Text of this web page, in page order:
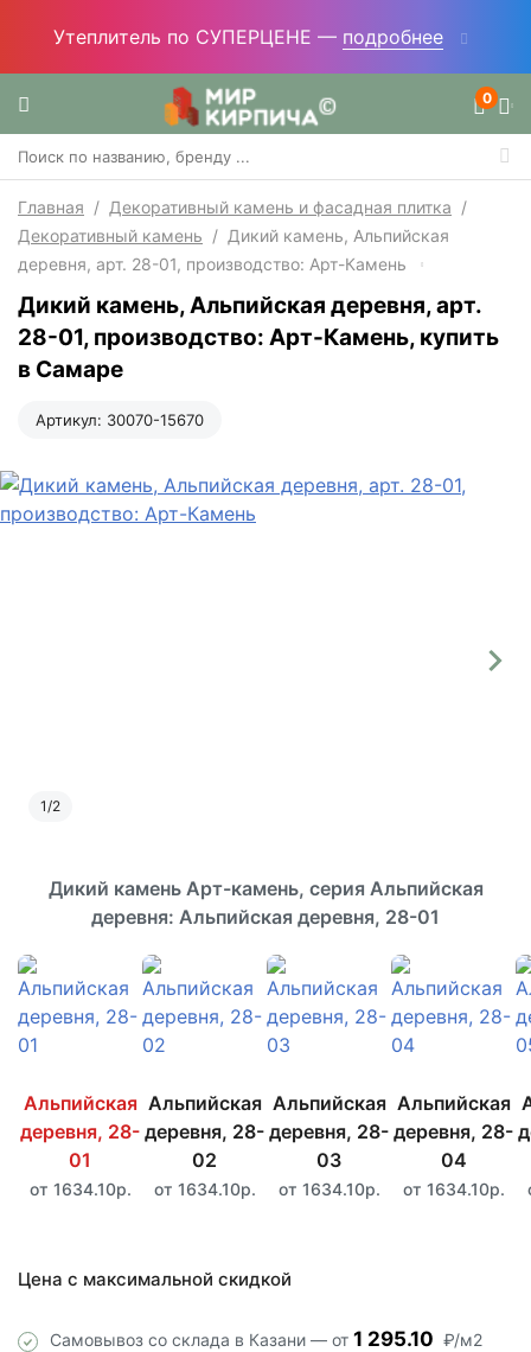
Утеплитель по СУПЕРЦЕНЕ — подробнее
0
Главная / Декоративный камень и фасадная плитка /
Декоративный камень / Дикий камень, Альпийская
деревня, арт. 28-01, производство: Арт-Камень
Дикий камень, Альпийская деревня, арт.
28-01, производство: Арт-Камень, купить
в Самаре
Артикул: 30070-15670
1/2
Дикий камень Арт-камень, серия Альпийская
деревня: Альпийская деревня, 28-01
Альпийская
деревня, 28-
01
от 1634.10р.
Альпийская
деревня, 28-
02
от 1634.10р.
Альпийская
деревня, 28-
03
от 1634.10р.
Альпийская
деревня, 28-
04
от 1634.10р.
Цена с максимальной скидкой
Самовывоз со склада в Казани — от 1 295.10 ₽/м2